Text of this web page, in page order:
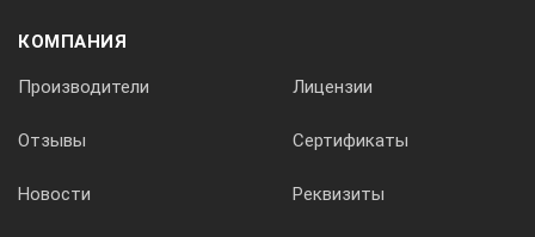
КОМПАНИЯ
Производители Лицензии
Отзывы Сертификаты
Новости Реквизиты